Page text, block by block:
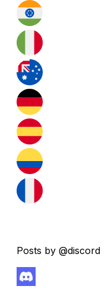
Posts by @discord